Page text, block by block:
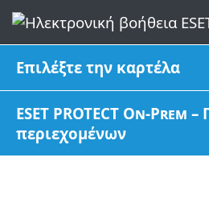
Επιλέξτε την καρτέλα
ESET PROTECT On-Prem
περιεχομένων